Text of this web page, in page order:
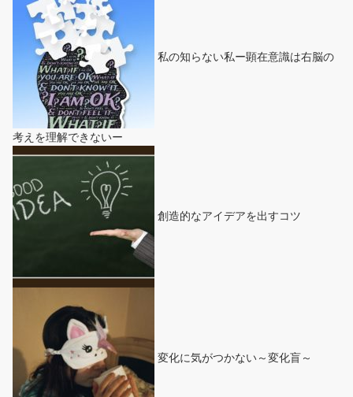
私の知らない私ー顕在意識は右脳の
考えを理解できないー
創造的なアイデアを出すコツ
変化に気がつかない～変化盲～